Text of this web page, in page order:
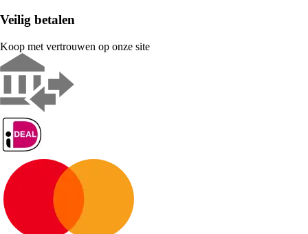
Veilig betalen
Koop met vertrouwen op onze site